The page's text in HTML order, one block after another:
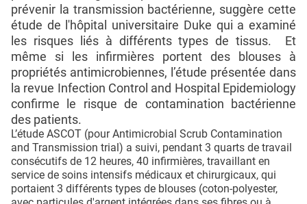
prévenir la transmission bactérienne, suggère cette
étude de l'hôpital universitaire Duke qui a examiné
les risques liés à différents types de tissus. Et
même si les infirmières portent des blouses à
propriétés antimicrobiennes, l’étude présentée dans
la revue Infection Control and Hospital Epidemiology
confirme le risque de contamination bactérienne
des patients.
L’étude ASCOT (pour Antimicrobial Scrub Contamination
and Transmission trial) a suivi, pendant 3 quarts de travail
consécutifs de 12 heures, 40 infirmières, travaillant en
service de soins intensifs médicaux et chirurgicaux, qui
portaient 3 différents types de blouses (coton-polyester,